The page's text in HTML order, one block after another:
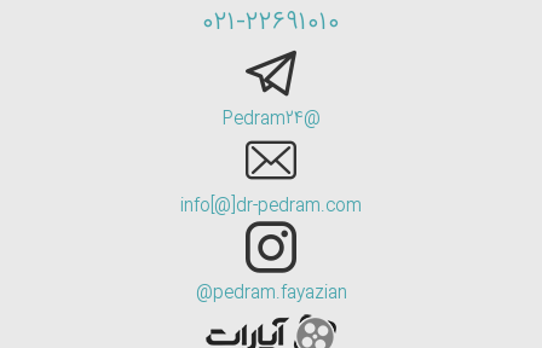
۰۲۱-۲۲۶۹۱۰۱۰
@Pedram24
info[@]dr-pedram.com
pedram.fayazian@